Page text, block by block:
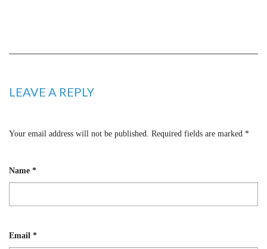
LEAVE A REPLY
Your email address will not be published. Required fields are marked *
Name *
Email *